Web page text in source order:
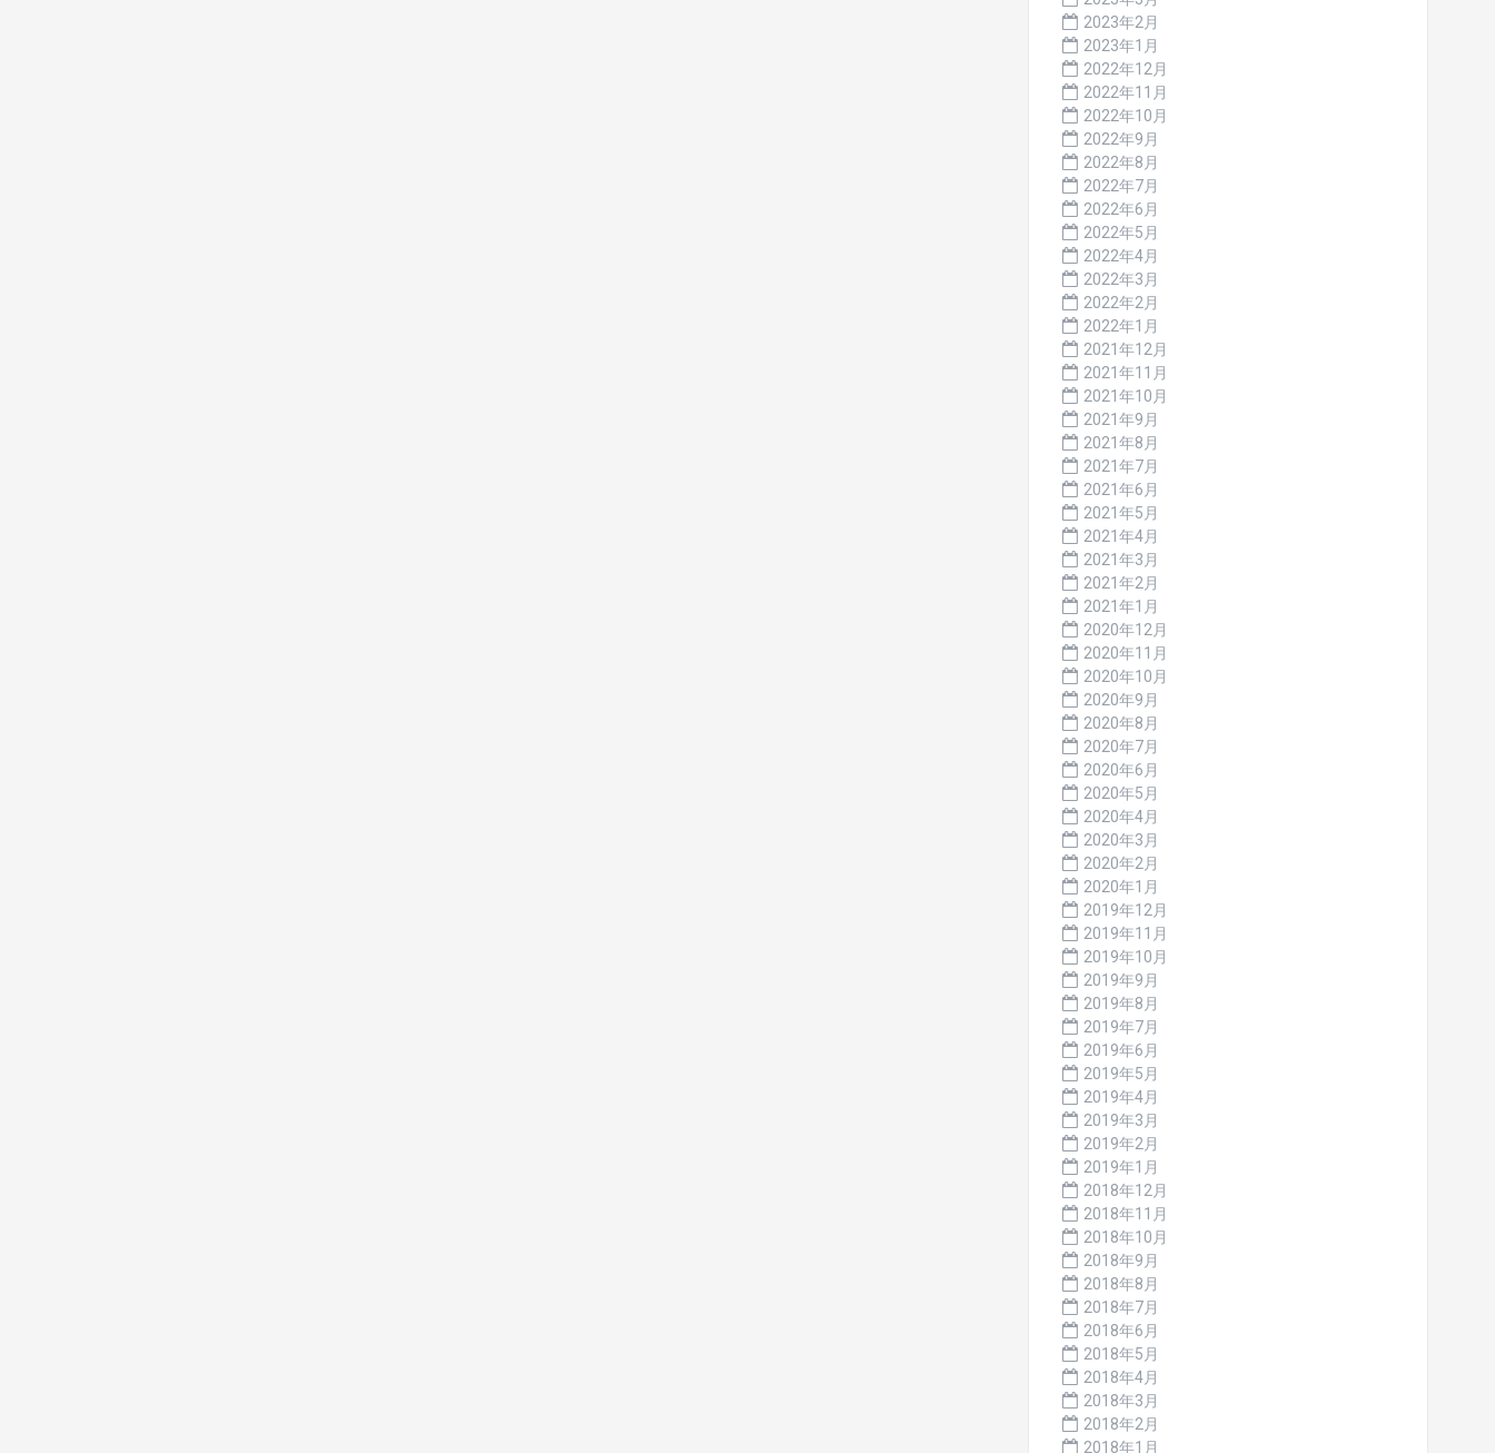
2023年2月
2023年1月
2022年12月
2022年11月
2022年10月
2022年9月
2022年8月
2022年7月
2022年6月
2022年5月
2022年4月
2022年3月
2022年2月
2022年1月
2021年12月
2021年11月
2021年10月
2021年9月
2021年8月
2021年7月
2021年6月
2021年5月
2021年4月
2021年3月
2021年2月
2021年1月
2020年12月
2020年11月
2020年10月
2020年9月
2020年8月
2020年7月
2020年6月
2020年5月
2020年4月
2020年3月
2020年2月
2020年1月
2019年12月
2019年11月
2019年10月
2019年9月
2019年8月
2019年7月
2019年6月
2019年5月
2019年4月
2019年3月
2019年2月
2019年1月
2018年12月
2018年11月
2018年10月
2018年9月
2018年8月
2018年7月
2018年6月
2018年5月
2018年4月
2018年3月
2018年2月
2018年1月